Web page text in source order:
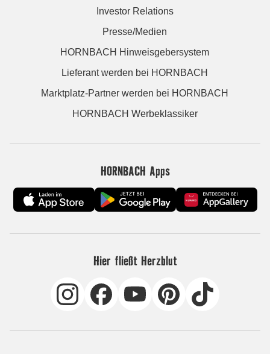
Investor Relations
Presse/Medien
HORNBACH Hinweisgebersystem
Lieferant werden bei HORNBACH
Marktplatz-Partner werden bei HORNBACH
HORNBACH Werbeklassiker
HORNBACH Apps
Hier fließt Herzblut